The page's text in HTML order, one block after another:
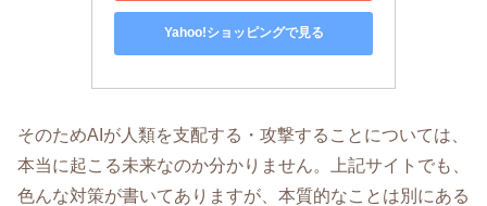
Yahoo!ショッピングで見る
そのためAIが人類を支配する・攻撃することについては、
本当に起こる未来なのか分かりません。上記サイトでも、
色んな対策が書いてありますが、本質的なことは別にある